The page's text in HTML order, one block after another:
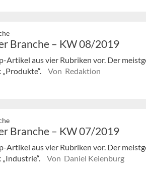
Branche – KW 08/2019
Artikel aus vier Rubriken vor. Der
Von Redaktion
Branche – KW 07/2019
Artikel aus vier Rubriken vor. Der
Von Daniel Keienburg